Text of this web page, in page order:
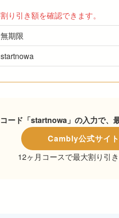
割り引き額を確認できます。
無期限
startnowa
コード「startnowa」の入力で、
Cambly公式サイ
12ヶ月コースで最大割り引